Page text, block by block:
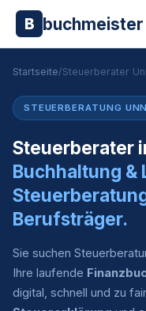
B buchmeister
Startseite/Steuerberater
STEUERBERATUNG
Steuerberater
Buchhaltung &
Berufsträger.
Sie suchen
Ihre laufende
digital, schnell und zu